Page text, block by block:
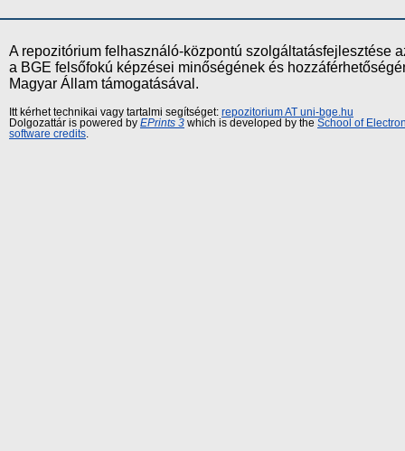
A repozitórium felhasználó-központú szolgáltatásfejlesztése
a BGE felsőfokú képzései minőségének és
Magyar Állam támogatásával.
Itt kérhet technikai vagy tartalmi segítséget: repozitorium AT uni-bge.hu
Dolgozattár is powered by EPrints 3 which is developed by the School of
software credits